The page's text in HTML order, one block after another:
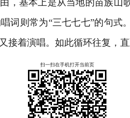
，基本上是从当地的苗族
词则常为“三七七七”的句式
着演唱。如此循环往复，
扫一扫在手机打开当前页